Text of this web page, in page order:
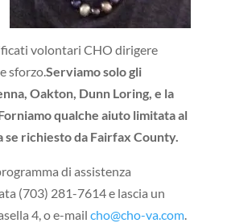
volontari CHO dirigere
sforzo.Serviamo solo gli
Oakton, Dunn Loring, e la
qualche aiuto limitata al
se richiesto da Fairfax County.
di assistenza
(703) 281-7614 e lascia un
4, o e-mail cho@cho-va.com.